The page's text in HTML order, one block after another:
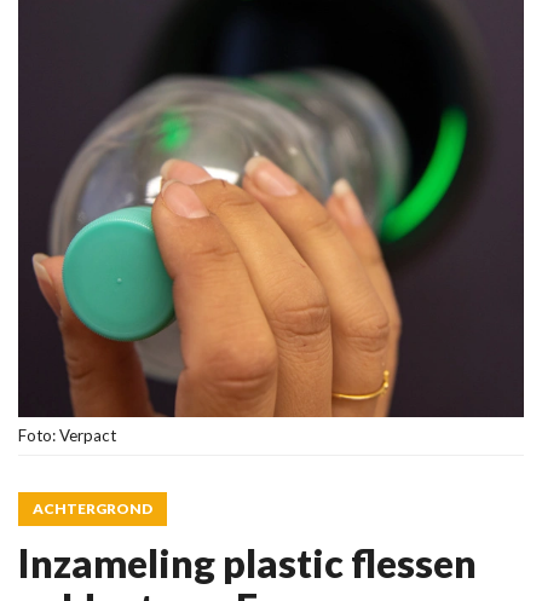
Foto: Verpact
ACHTERGROND
Inzameling plastic flessen